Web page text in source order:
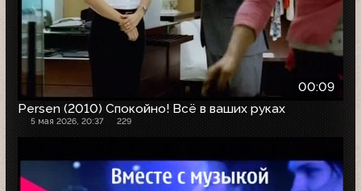
00:09
Persen (2010) Спокойно! Всё в ваших руках
5 мая 2026, 20:37 229